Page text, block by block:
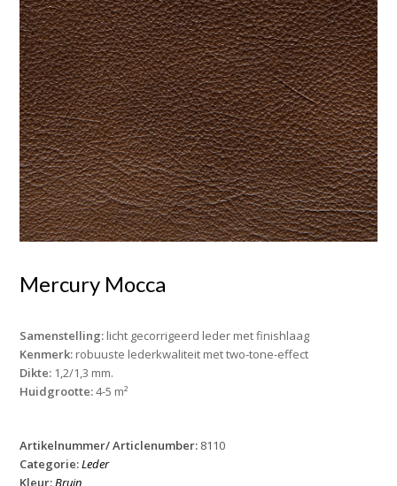
Mercury Mocca
Samenstelling: licht gecorrigeerd leder met finishlaag
Kenmerk: robuuste lederkwaliteit met two-tone-effect
Dikte: 1,2/1,3 mm.
Huidgrootte:4-5 m²
Artikelnummer/ Articlenumber: 8110
Categorie:Leder
Kleur:Bruin